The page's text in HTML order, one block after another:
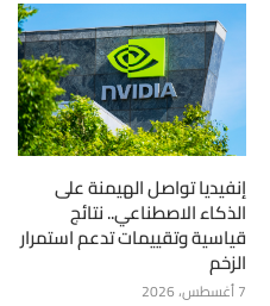
إنفيديا تواصل الهيمنة على
الذكاء الاصطناعي.. نتائج
قياسية وتقييمات تدعم استمرار
الزخم
7 أغسطس، 2026